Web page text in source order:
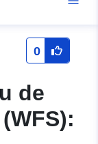
0
de